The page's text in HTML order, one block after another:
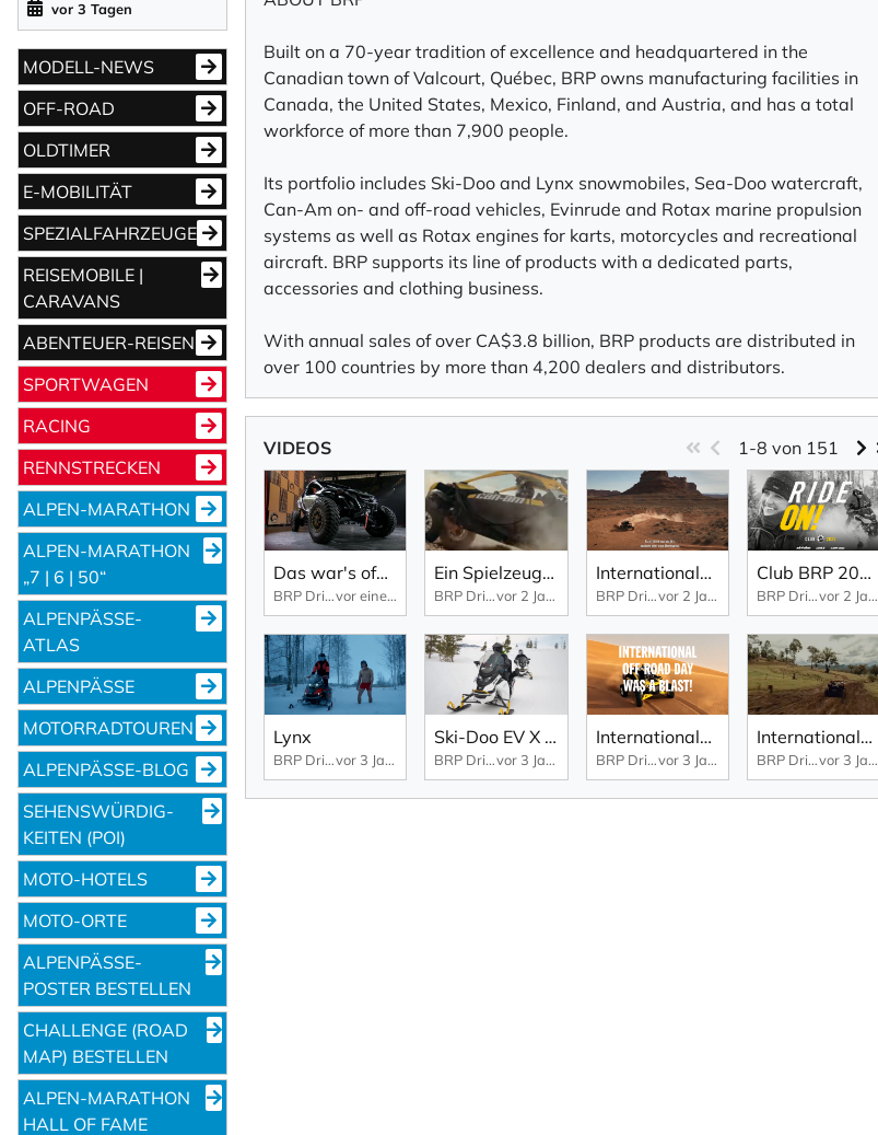
vor 3 Tagen
MODELL-NEWS
OFF-ROAD
OLDTIMER
E-MOBILITÄT
SPEZIALFAHRZEUGE
REISEMOBILE |
CARAVANS
ABENTEUER-REISEN
SPORTWAGEN
RACING
RENNSTRECKEN
ALPEN-MARATHON
ALPEN-MARATHON
„7 | 6 | 50“
ALPENPÄSSE-
ATLAS
ALPENPÄSSE
MOTORRADTOUREN
ALPENPÄSSE-BLOG
SEHENS­WÜRDIG­
KEITEN (POI)
MOTO-HOTELS
MOTO-ORTE
ALPENPÄSSE-
POSTER BESTELLEN
CHALLENGE (ROAD
MAP) BESTELLEN
ALPEN-MARATHON
HALL OF FAME
Built on a 70-year tradition of excellence and headquartered in the
Canadian town of Valcourt, Québec, BRP owns manufacturing facilities in
Canada, the United States, Mexico, Finland, and Austria, and has a total
workforce of more than 7,900 people.
Its portfolio includes Ski-Doo and Lynx snowmobiles, Sea-Doo watercraft,
Can-Am on- and off-road vehicles, Evinrude and Rotax marine propulsion
systems as well as Rotax engines for karts, motorcycles and recreational
aircraft. BRP supports its line of products with a dedicated parts,
accessories and clothing business.
With annual sales of over CA$3.8 billion, BRP products are distributed in
over 100 countries by more than 4,200 dealers and distributors.
VIDEOS 1-8 von 151
Das war's offiziell mit dem Club BRP 2026!
BRP Driven by passion vor einem Jahr
Ein Spielzeug für Erwachsene? Aber ja!
BRP Driven by passion vor 2 Jahren
Internationaler Frauentag 2024
BRP Driven by passion vor 2 Jahren
Club BRP 2024 - Virtual Edition | Highlights
BRP Driven by passion vor 2 Jahren
Lynx
BRP Driven by passion vor 3 Jahren
Ski-Doo EV X Uncharted Society
BRP Driven by passion vor 3 Jahren
Internationaler Off-Road-Tag
BRP Driven by passion vor 3 Jahren
Internationaler Off-Road Tag
BRP Driven by passion vor 3 Jahren